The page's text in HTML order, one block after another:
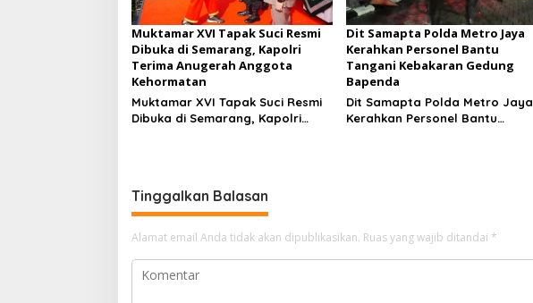
Muktamar XVI Tapak Suci Resmi
Dibuka di Semarang, Kapolri
Terima Anugerah Anggota
Kehormatan
Muktamar XVI Tapak Suci Resmi
Dibuka di Semarang, Kapolri
Dit Samapta Polda Metro Jaya
Kerahkan Personel Bantu
Tangani Kebakaran Gedung
Bapenda
Dit Samapta Polda Metro Jaya
Kerahkan Personel Bantu
Tinggalkan Balasan
Alamat email Anda tidak akan dipublikasikan. Ruas yang wajib ditandai *